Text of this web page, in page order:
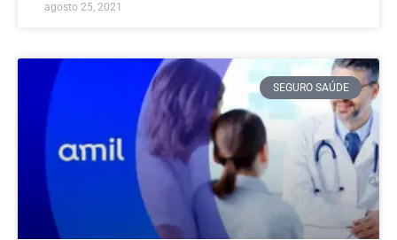
agosto 25, 2021
SEGURO SAÚDE